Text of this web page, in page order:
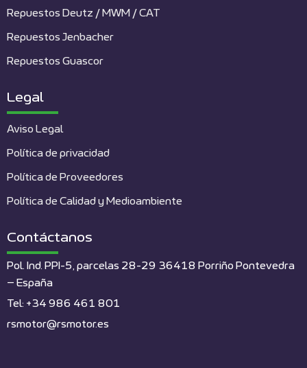
Repuestos Deutz / MWM / CAT
Repuestos Jenbacher
Repuestos Guascor
Legal
Aviso Legal
Política de privacidad
Política de Proveedores
Política de Calidad y Medioambiente
Contáctanos
Pol. Ind. PPI-5, parcelas 28-29 36418 Porriño Pontevedra
– España
Tel: +34 986 461 801
rsmotor@rsmotor.es